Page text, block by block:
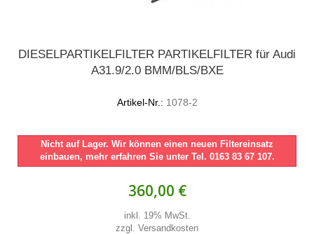
DIESELPARTIKELFILTER PARTIKELFILTER für Audi
A31.9/2.0 BMM/BLS/BXE
Artikel-Nr.: 1078-2
Nicht auf Lager. Wir können einen neuen Filtereinsatz
einbauen, mehr erfahren Sie unter Tel. 0163 83 67 107.
360,00 €
inkl. 19% MwSt.
zzgl. Versandkosten